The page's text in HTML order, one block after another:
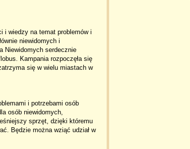
i wiedzy na temat problemów i
niewidomych i
Niewidomych serdecznie
Kampania rozpoczęła się
się w wielu miastach w
i potrzebami osób
osób niewidomych,
sprzęt, dzięki któremu
Będzie można wziąć udział w